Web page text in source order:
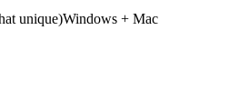
unique)Windows + Mac